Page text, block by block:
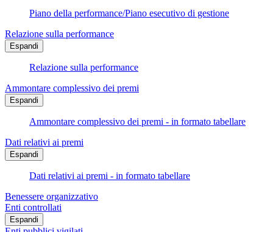
Piano della performance/Piano esecutivo di gestione
Relazione sulla performance
Espandi
Relazione sulla performance
Ammontare complessivo dei premi
Espandi
Ammontare complessivo dei premi - in formato tabellare
Dati relativi ai premi
Espandi
Dati relativi ai premi - in formato tabellare
Benessere organizzativo
Enti controllati
Espandi